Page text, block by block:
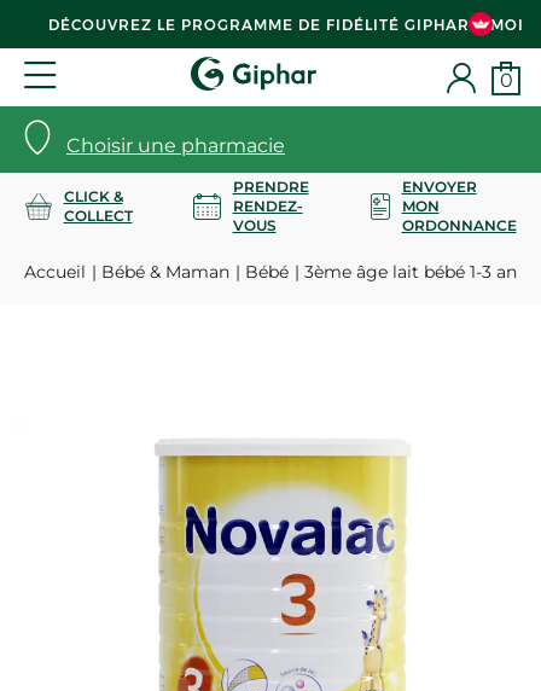
DÉCOUVREZ LE PROGRAMME DE FIDÉLITÉ GIPHAR & MOI
Choisir une pharmacie
0
CLICK &
COLLECT
PRENDRE
RENDEZ-
VOUS
ENVOYER
MON
ORDONNANCE
Accueil Bébé & Maman Bébé 3ème âge lait bébé 1-3 ans